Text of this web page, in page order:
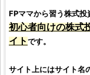
FPママから習う株式投
初心者向けの株式
イトです。
サイト上にはサイト名